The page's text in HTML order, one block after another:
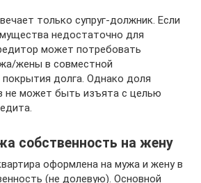
только супруг-должник. Если
недостаточно для
может потребовать
жены в совместной
долга. Однако доля
не может быть изъята с целью
собственность на жену
оформлена на мужа и жену в
(не долевую). Основной